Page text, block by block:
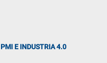
PMI E INDUSTRIA 4.0